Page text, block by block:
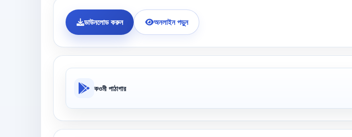
ডাউনলোড করুন অনলাইন পড়ুন
কওমী পাঠাগার